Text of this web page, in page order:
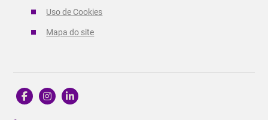
Uso de Cookies
Mapa do site